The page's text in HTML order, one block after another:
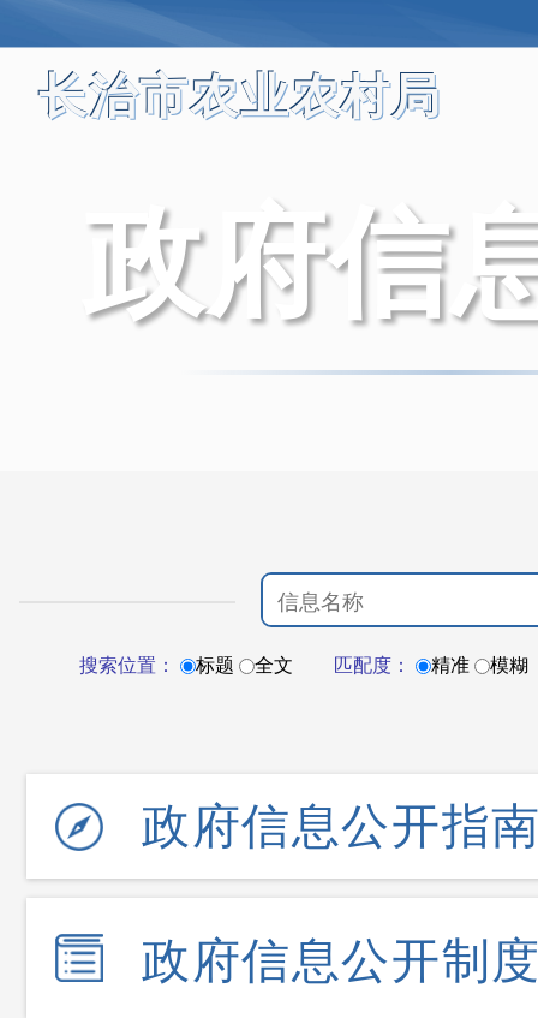
长治市农业农村局
政府信
搜索位置： 标题 全文 匹配度： 精准 模糊
政府信息公开指
政府信息公开制